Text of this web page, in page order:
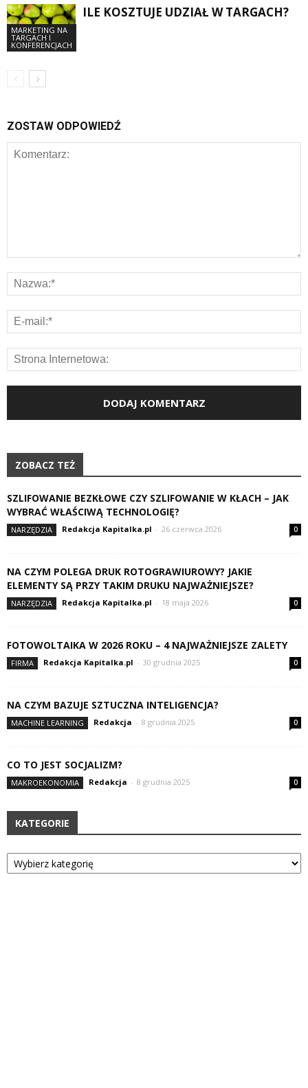
MARKETING NA
TARGACH I
KONFERENCJACH
ILE KOSZTUJE UDZIAŁ W TARGACH?
ZOSTAW ODPOWIEDŹ
ZOBACZ TEŻ
SZLIFOWANIE BEZKŁOWE CZY SZLIFOWANIE W KŁACH – JAK
WYBRAĆ WŁAŚCIWĄ TECHNOLOGIĘ?
NARZĘDZIA Redakcja Kapitalka.pl - 26 czerwca 2026 0
NA CZYM POLEGA DRUK ROTOGRAWIUROWY? JAKIE
ELEMENTY SĄ PRZY TAKIM DRUKU NAJWAŻNIEJSZE?
NARZĘDZIA Redakcja Kapitalka.pl - 18 maja 2026 0
FOTOWOLTAIKA W 2026 ROKU – 4 NAJWAŻNIEJSZE ZALETY
FIRMA Redakcja Kapitalka.pl - 30 grudnia 2025 0
NA CZYM BAZUJE SZTUCZNA INTELIGENCJA?
MACHINE LEARNING Redakcja - 8 grudnia 2025 0
CO TO JEST SOCJALIZM?
MAKROEKONOMIA Redakcja - 8 grudnia 2025 0
KATEGORIE
Kategorie